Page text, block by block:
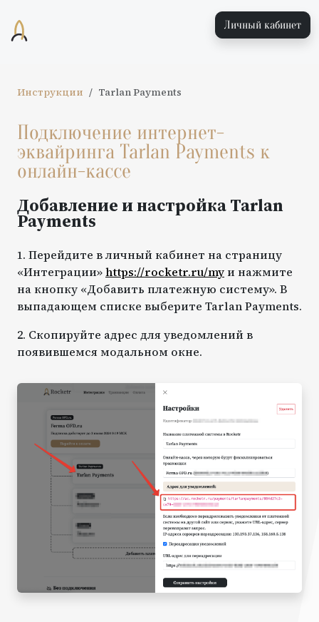
Личный кабинет
Инструкции Tarlan Payments
Подключение интернет-
эквайринга Tarlan Payments к
онлайн-кассе
Добавление и настройкаTarlan
Payments
1. Перейдите в личный кабинет на страницу
«Интеграции»https://rocketr.ru/my и нажмите
на кнопку «Добавить платежную систему». В
выпадающем списке выберите Tarlan Payments.
2. Скопируйте адрес для уведомлений в
появившемся модальном окне.